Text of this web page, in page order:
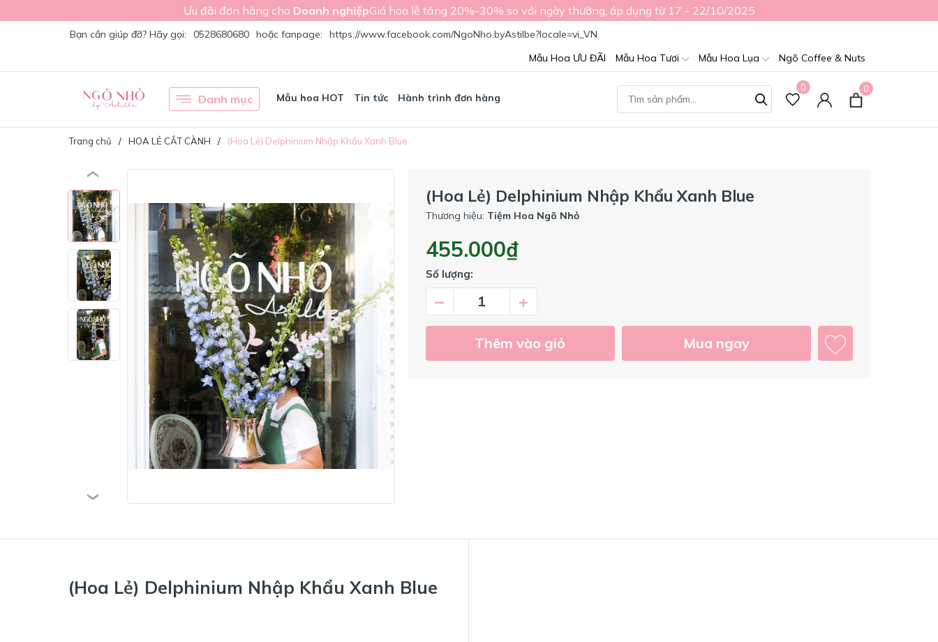
Ưu đãi đơn hàng cho Doanh nghiệpGiá hoa lễ tăng 20%-30% so với ngày thường, áp dụng từ 17 - 22/10/2025
Bạn cần giúp đỡ? Hãy gọi: 0528680680 hoặc fanpage:
https://www.facebook.com/NgoNho.byAstilbe?locale=vi_VN
Mẫu Hoa ƯU ĐÃI
Mẫu Hoa Tươi Mẫu Hoa Lụa Ngõ Coffee & Nuts
Danh mục Mẫu hoa HOT Tin tức Hành trình đơn hàng
0 0
Trang chủ HOA LẺ CẮT CÀNH (Hoa Lẻ) Delphinium Nhập Khẩu Xanh Blue
(Hoa Lẻ) Delphinium Nhập Khẩu Xanh Blue
Thương hiệu: Tiệm Hoa Ngõ Nhỏ
455.000₫
Số lượng:
– +
Thêm vào giỏ Mua ngay
(Hoa Lẻ) Delphinium Nhập Khẩu Xanh Blue